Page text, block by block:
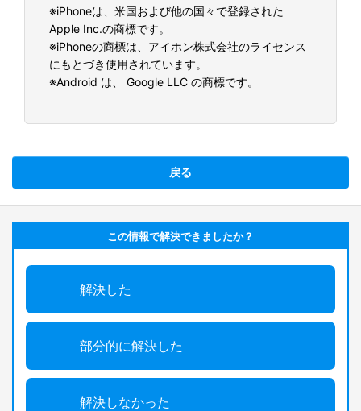
※iPhoneは、米国および他の国々で登録された
Apple Inc.の商標です。
※iPhoneの商標は、アイホン株式会社のライセンス
にもとづき使用されています。
※Android は、 Google LLC の商標です。
戻る
この情報で解決できましたか？
解決した
部分的に解決した
解決しなかった